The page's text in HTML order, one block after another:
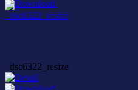
_dsc6322_resize